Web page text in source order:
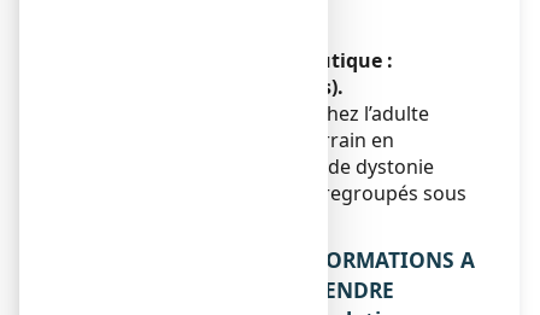
Classe pharmacothérapeutique :
OLIGOTHÉRAPIE (V : divers).
Ce médicament est utilisé chez l’adulte
comme modificateur du terrain en
particulier au cours d'états de dystonie
neurovégétative et d'états regroupés sous
2. QUELLES SONT LES INFORMATIONS A
CONNAITRE AVANT DE PRENDRE